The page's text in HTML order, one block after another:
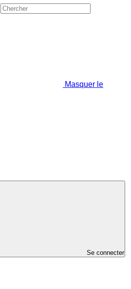
Masquer le
Se connecter